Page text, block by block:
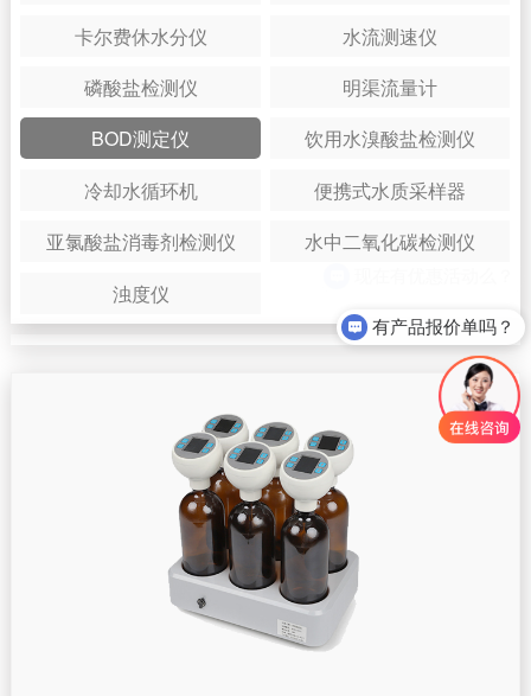
卡尔费休水分仪
水流测速仪
磷酸盐检测仪
明渠流量计
BOD测定仪
饮用水溴酸盐检测仪
冷却水循环机
便携式水质采样器
亚氯酸盐消毒剂检测仪
水中二氧化碳检测仪
浊度仪
有产品报价单吗？